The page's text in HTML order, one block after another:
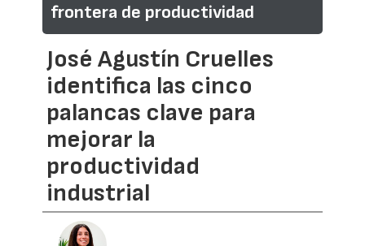
frontera de productividad
José Agustín Cruelles
identifica las cinco
palancas clave para
mejorar la
productividad
industrial